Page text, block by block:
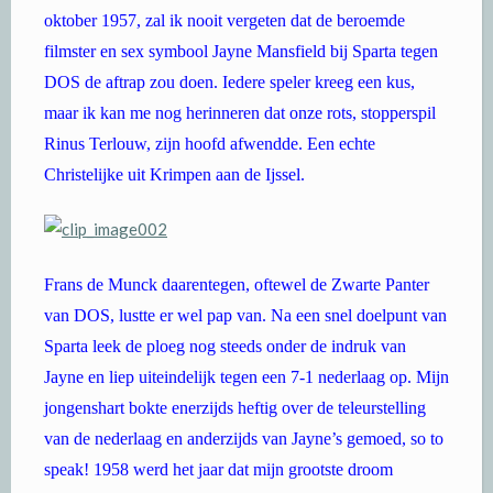
oktober 1957, zal ik nooit vergeten dat de beroemde
filmster en sex symbool Jayne Mansfield bij Sparta tegen
DOS de aftrap zou doen. Iedere speler kreeg een kus,
maar ik kan me nog herinneren dat onze rots, stopperspil
Rinus Terlouw, zijn hoofd afwendde. Een echte
Christelijke uit Krimpen aan de Ijssel.
Frans de Munck daarentegen, oftewel de Zwarte Panter
van DOS, lustte er wel pap van. Na een snel doelpunt van
Sparta leek de ploeg nog steeds onder de indruk van
Jayne en liep uiteindelijk tegen een 7-1 nederlaag op. Mijn
jongenshart bokte enerzijds heftig over de teleurstelling
van de nederlaag en anderzijds van Jayne’s gemoed, so to
speak! 1958 werd het jaar dat mijn grootste droom